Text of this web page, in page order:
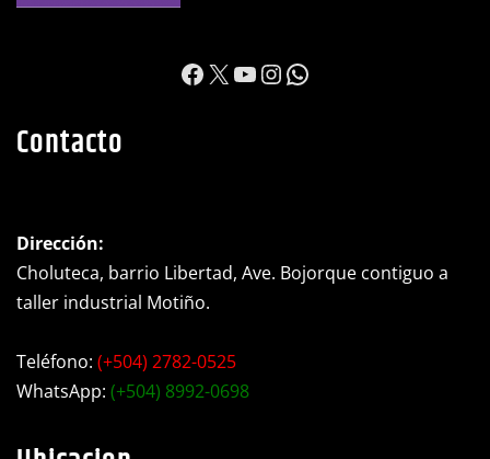
https://
X YouTube
Instagram
WhatsApp
Contacto
Dirección:
Choluteca, barrio Libertad, Ave. Bojorque contiguo a
taller industrial Motiño.
Teléfono: (+504) 2782-0525
WhatsApp: (+504) 8992-0698